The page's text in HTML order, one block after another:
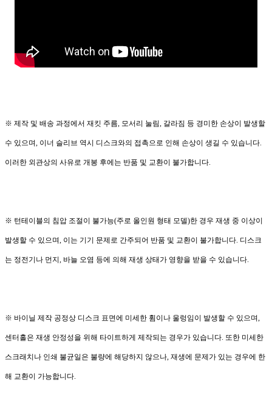
※ 제작 및 배송 과정에서 재킷 주름, 모서리 눌림, 갈라짐 등 경미한 손상이 발생할
수 있으며, 이너 슬리브 역시 디스크와의 접촉으로 인해 손상이 생길 수 있습니다.
이러한 외관상의 사유로 개봉 후에는 반품 및 교환이 불가합니다.
※ 턴테이블의 침압 조절이 불가능(주로 올인원 형태 모델)한 경우 재생 중 이상이
발생할 수 있으며, 이는 기기 문제로 간주되어 반품 및 교환이 불가합니다. 디스크
는 정전기나 먼지, 바늘 오염 등에 의해 재생 상태가 영향을 받을 수 있습니다.
※ 바이닐 제작 공정상 디스크 표면에 미세한 휨이나 울렁임이 발생할 수 있으며,
센터홀은 재생 안정성을 위해 타이트하게 제작되는 경우가 있습니다. 또한 미세한
스크래치나 인쇄 불균일은 불량에 해당하지 않으나, 재생에 문제가 있는 경우에 한
해 교환이 가능합니다.